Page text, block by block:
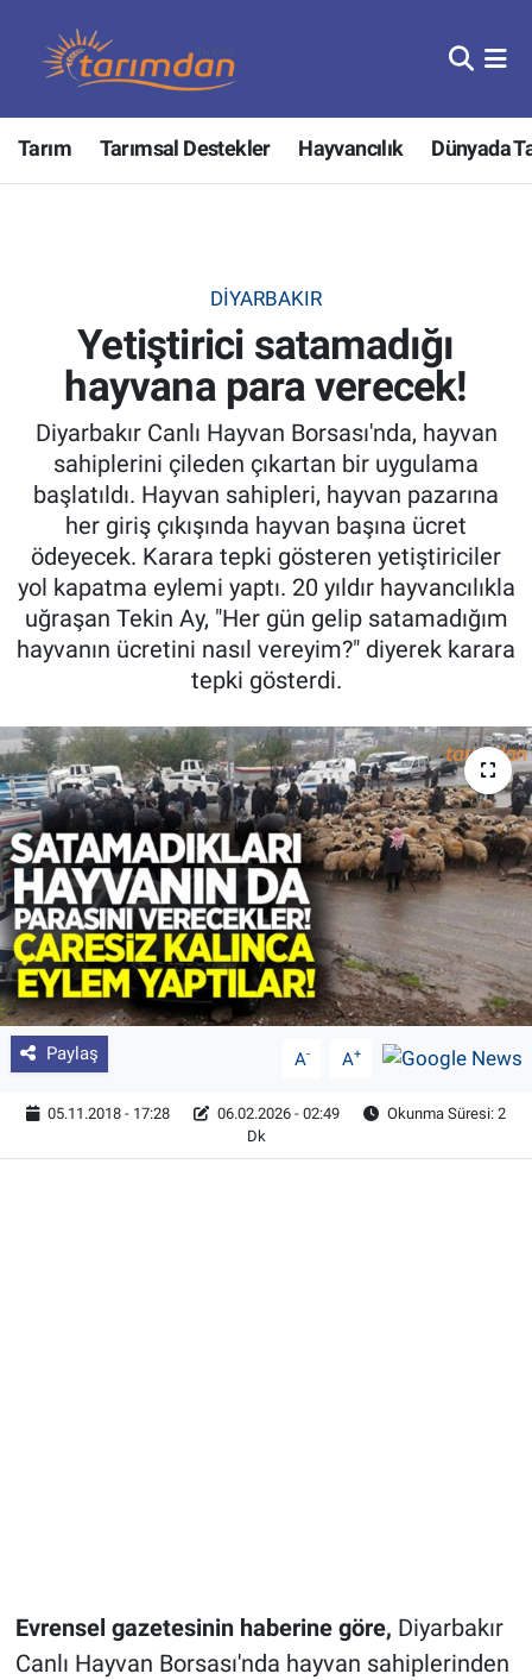
Tarım Tarımsal Destekler Hayvancılık Dünyada
DIYARBAKIR
Yetiştirici satamadığı
hayvana para verecek!
Diyarbakır Canlı Hayvan Borsası'nda, hayvan
sahiplerini çileden çıkartan bir uygulama
başlatıldı. Hayvan sahipleri, hayvan pazarına
her giriş çıkışında hayvan başına ücret
ödeyecek. Karara tepki gösteren yetiştiriciler
yol kapatma eylemi yaptı. 20 yıldır hayvancılıkla
uğraşan Tekin Ay, "Her gün gelip satamadığım
hayvanın ücretini nasıl vereyim?" diyerek karara
tepki gösterdi.
Paylaş A- A+
05.11.2018 - 17:28 06.02.2026 - 02:49
Okunma Süresi: 2
Dk
Evrensel gazetesinin haberine göre, Diyarbakır
Canlı Hayvan Borsası'nda hayvan sahiplerinden
Tarım
Hayvancılık
Tarımsal Destekler
Tarım Bakanlığı
TZOB
Tarım Kredi Kooperatifleri
Pankobirlik
Et fiyatları
Yetiştirici Soruyor
Dünyada Tarım
Üretici Birlikleri
Şeker ve Şekerli Mamüller
Tahıllar ve Baklagiller
Tohum
Nöbetçi Eczaneler
Hava Durumu
Tüm Manşetler
Son Dakika Haberleri
Haber Arşivi